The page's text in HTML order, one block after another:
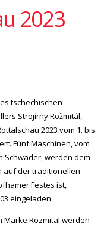
2023
tschechischen
Strojírny Rožmitál,
2023 vom 1. bis
Fünf Maschinen, vom
Schwader, werden dem
auf der traditionellen
Festes ist,
eingeladen.
Marke Rozmital werden